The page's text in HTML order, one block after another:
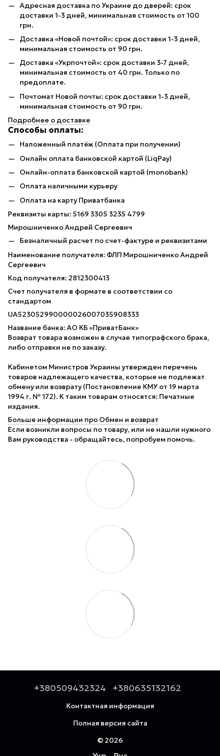
Адресная доставка по Украине до дверей: срок
доставки 1-3 дней, минимальная стоимость от 100
грн.
Доставка «Новой почтой»: срок доставки 1-3 дней,
минимальная стоимость от 90 грн.
Доставка «Укрпочтой»: срок доставки 3-7 дней,
минимальная стоимость от 40 грн. Только по
предоплате.
Почтомат Новой почты: срок доставки 1-3 дней,
минимальная стоимость от 90 грн.
Подробнее о доставке
Способы оплаты:
Наложенный платёж (Оплата при получении)
Онлайн оплата банковской картой (LiqPay)
Онлайн-оплата банковской картой (monobank)
Оплата наличными курьеру
Оплата на карту Приватбанка
Реквизиты карты: 5169 3305 3235 4799
Мирошниченко Андрей Сергеевич
Безналичный расчет по счет-фактуре и реквизитами
Наименование получателя: ФЛП Мирошниченко Андрей
Сергеевич
Код получателя: 2812300413
Счет получателя в формате в соответствии со
стандартом
UA523052990000026007035908333
Название банка: АО КБ «ПриватБанк»
Возврат товара возможен в случае типографского брака,
либо отправки не по заказу.
Кабинетом Министров Украины утвержден перечень
товаров надлежащего качества, которые не подлежат
обмену или возврату (Постановление КМУ от 19 марта
1994 г. № 172). К таким товарам относятся: Печатные
издания.
Больше информации про Обмен и возврат
Если возникли вопросы по товару, или не нашли нужного
Вам руководства - обращайтесь, попробуем помочь.
+380509432324 +380635132162
Контактная информация
Полная версия сайта
© 2026